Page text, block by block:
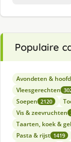
Populaire
Avondeten &
Vleesgerechten
Soepen 2120
Vis & zeevruchten
Taarten, koek &
Pasta & rijst 1419